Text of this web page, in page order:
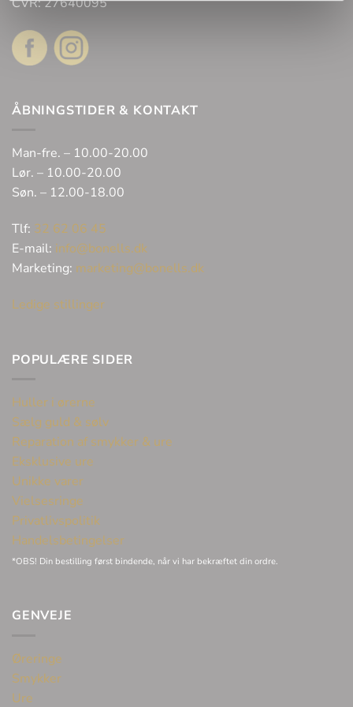
ÅBNINGSTIDER & KONTAKT
Man-fre. – 10.00-20.00
Lør. – 10.00-20.00
Søn. – 12.00-18.00
Tlf: 32 62 06 45
E-mail: info@bonells.dk
Marketing: marketing@bonells.dk
Ledige stillinger
POPULÆRE SIDER
Huller i ørerne
Sælg guld & sølv
Reparation af smykker & ure
Eksklusive ure
Unikke varer
Vielsesringe
Privatlivspolitik
Handelsbetingelser
*OBS! Din bestilling først bindende, når vi har bekræftet din ordre.
GENVEJE
Øreringe
Smykker
Ure